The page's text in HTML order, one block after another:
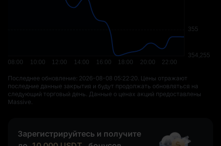
Последнее обновление: ⁦2026-08-08 05:22:20⁩. Цены отражают
последние данные закрытия и будут продолжать обновляться на
следующий торговый день. Данные о ценах акций предоставлены
Massive.
Зарегистрируйтесь и получите